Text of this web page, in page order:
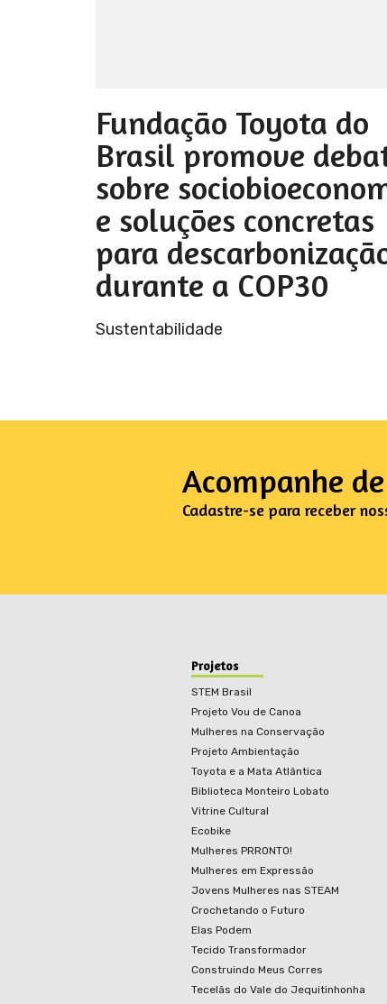
Fundação Toyota do
Brasil promove
sobre
e soluções concretas
para
durante a COP30
Sustentabilidade
Acompanhe
Cadastre-se para receber
Projetos
STEM Brasil
Projeto Vou de Canoa
Mulheres na Conservação
Projeto Ambientação
Toyota e a Mata Atlântica
Biblioteca Monteiro Lobato
Vitrine Cultural
Ecobike
Mulheres PRRONTO!
Mulheres em Expressão
Jovens Mulheres nas STEAM
Crochetando o Futuro
Elas Podem
Tecido Transformador
Construindo Meus Corres
Tecelãs do Vale do Jequitinhonha